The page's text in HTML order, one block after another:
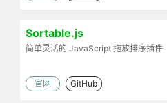
Sortable.js
简单灵活的 JavaScript 拖放排序插件
官网 GitHub